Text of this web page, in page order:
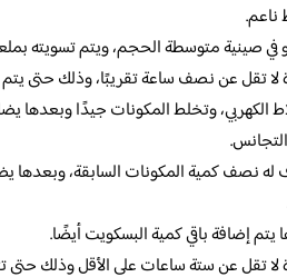
صينية متوسطة الحجم، ويتم تسويته
لا تقل عن نصف ساعة تقريبًا، وذلك حتى يتم
الكهربي، وتخلط المكونات جيدًا وبعدها
له نصف كمية المكونات السابقة، وبعدها
يتم إضافة باقي كمية البسكويت أيضًا.
لا تقل عن ستة ساعات على الأقل وذلك حتى